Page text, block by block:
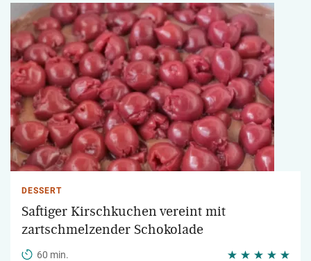
DESSERT
Saftiger Kirschkuchen vereint mit
zartschmelzender Schokolade
60 min.